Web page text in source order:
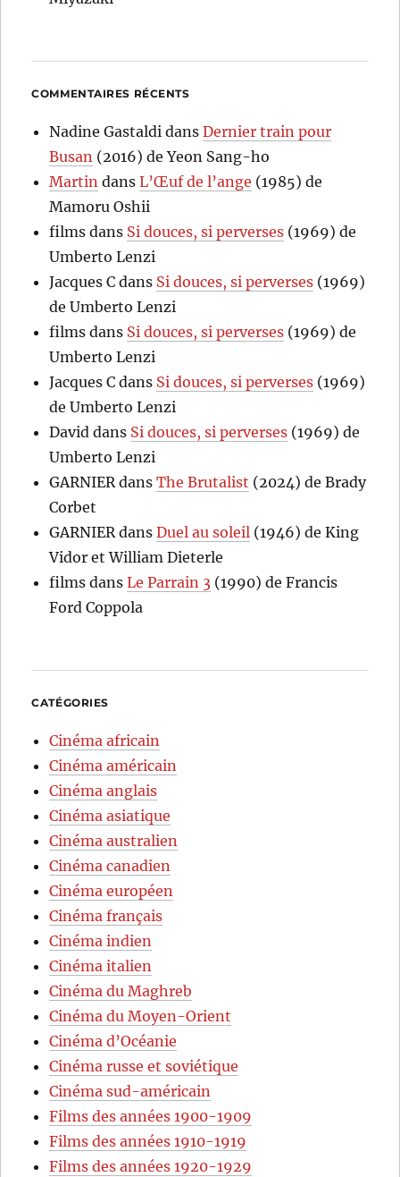
COMMENTAIRES RÉCENTS
Nadine Gastaldi dansDernier train pour
Busan (2016) de Yeon Sang-ho
Martin dansL’Œuf de l’ange (1985) de
Mamoru Oshii
films dans Si douces, si perverses (1969) de
Umberto Lenzi
Jacques C dans Si douces, si perverses (1969)
de Umberto Lenzi
films dans Si douces, si perverses (1969) de
Umberto Lenzi
Jacques C dans Si douces, si perverses (1969)
de Umberto Lenzi
David dans Si douces, si perverses (1969) de
Umberto Lenzi
GARNIERdansThe Brutalist (2024) de Brady
Corbet
GARNIERdansDuel au soleil (1946) de King
Vidor et William Dieterle
films dansLe Parrain 3 (1990) de Francis
Ford Coppola
CATÉGORIES
Cinéma africain
Cinéma américain
Cinéma anglais
Cinéma asiatique
Cinéma australien
Cinéma canadien
Cinéma européen
Cinéma français
Cinéma indien
Cinéma italien
Cinéma du Maghreb
Cinéma du Moyen-Orient
Cinéma d’Océanie
Cinéma russe et soviétique
Cinéma sud-américain
Films des années 1900-1909
Films des années 1910-1919
Films des années 1920-1929